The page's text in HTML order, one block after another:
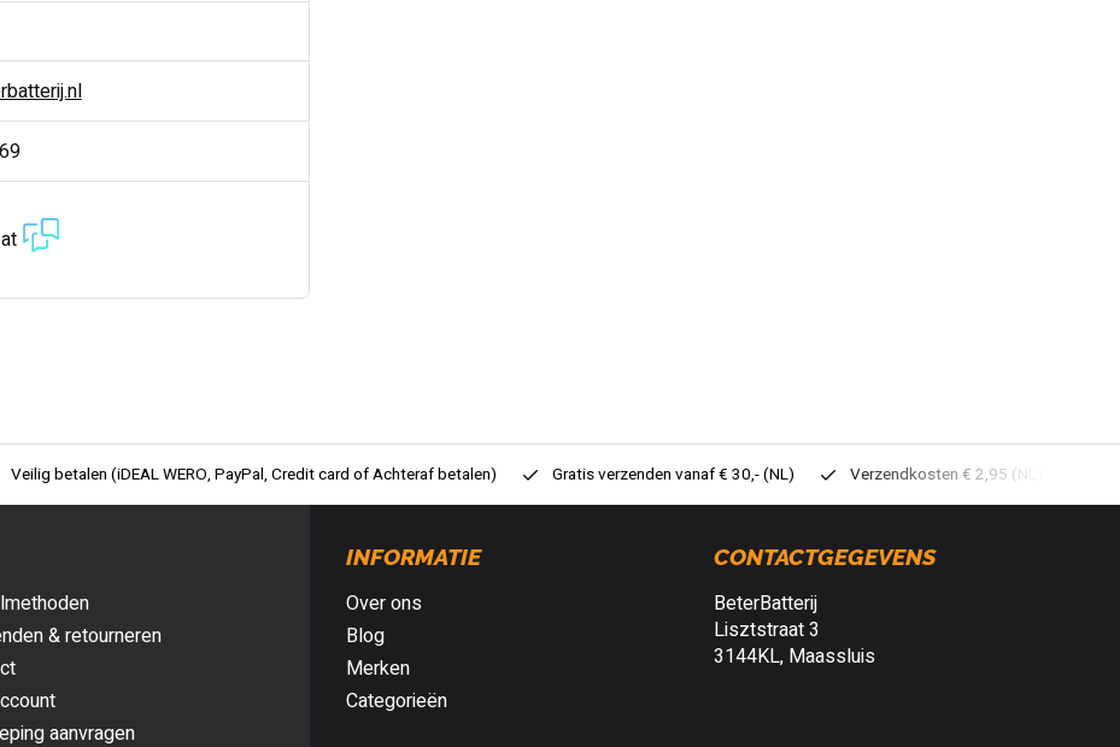
Veilig betalen (iDEAL WERO, PayPal, Credit card of Achteraf betalen) Gratis verzenden vanaf € 30,- (NL) Verzendkosten € 2,95 (NL)
& retourneren
aanvragen
INFORMATIE
Over ons
Blog
Merken
Categorieën
CONTACTGEGEVENS
BeterBatterij
Lisztstraat 3
3144KL, Maassluis